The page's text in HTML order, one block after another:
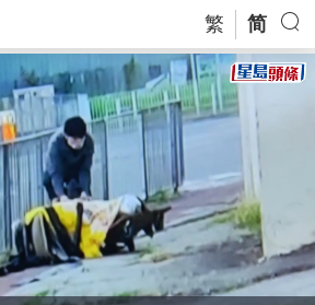
繁 简